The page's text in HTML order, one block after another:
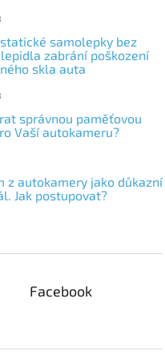
samolepky bez
zabrání poškození
skla auta
správnou paměťovou
Vaší autokameru?
z autokamery jako důkazní
Jak postupovat?
Facebook